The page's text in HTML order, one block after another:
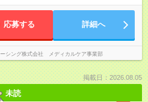
応募する 詳細へ
ーシング株式会社 メディカルケア事業部
掲載日：2026.08.05
未読